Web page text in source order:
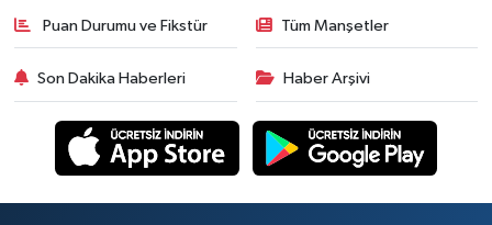
Puan Durumu ve Fikstür Tüm Manşetler
Son Dakika Haberleri Haber Arşivi